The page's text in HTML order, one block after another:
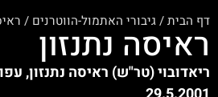
דף הבית/גיבורי האתמול-הווטרנים /
ראיסה נתנזון
ריאדובוי (טר"ש) ראיסה נתנזון,